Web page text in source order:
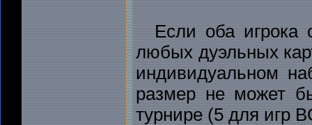
Если оба игрока
любых дуэльных
индивидуальном
размер не может
турнире (5 для игр